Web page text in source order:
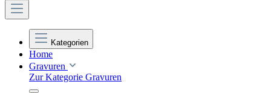
Kategorien
Home
Gravuren
Zur Kategorie Gravuren